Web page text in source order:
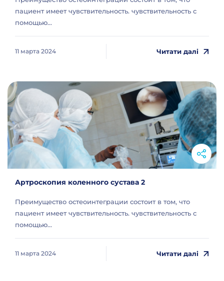
пациент имеет чувствительность. чувствительность с
помощью...
11 марта 2024 Читати далі
Артроскопия коленного сустава 2
Преимущество остеоинтеграции состоит в том, что
пациент имеет чувствительность. чувствительность с
помощью...
11 марта 2024 Читати далі